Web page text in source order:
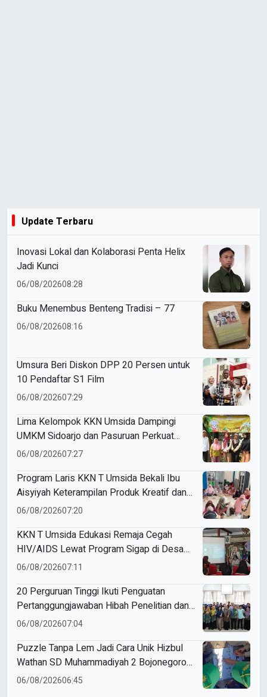
Update Terbaru
Inovasi Lokal dan Kolaborasi Penta Helix
Jadi Kunci
06/08/202608:28
Buku Menembus Benteng Tradisi – 77
06/08/202608:16
Umsura Beri Diskon DPP 20 Persen untuk
10 Pendaftar S1 Film
06/08/202607:29
Lima Kelompok KKN Umsida Dampingi
UMKM Sidoarjo dan Pasuruan Perkuat
Legalitas hingga Pemasaran Digital
06/08/202607:27
Program Laris KKN T Umsida Bekali Ibu
Aisyiyah Keterampilan Produk Kreatif dan
Pemasaran Berbasis AI
06/08/202607:20
KKN T Umsida Edukasi Remaja Cegah
HIV/AIDS Lewat Program Sigap di Desa
Wirobiting
06/08/202607:11
20 Perguruan Tinggi Ikuti Penguatan
Pertanggungjawaban Hibah Penelitian dan
Pengabdian di Umsida
06/08/202607:04
Puzzle Tanpa Lem Jadi Cara Unik Hizbul
Wathan SD Muhammadiyah 2 Bojonegoro
Latih Ketangguhan Siswa
06/08/202606:45